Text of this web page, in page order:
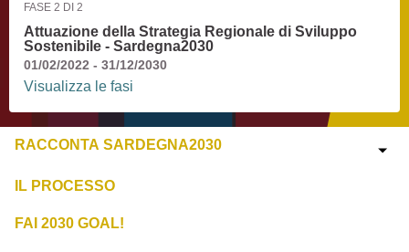
FASE 2 DI 2
Attuazione della Strategia Regionale di Sviluppo
Sostenibile - Sardegna2030
01/02/2022 - 31/12/2030
Visualizza le fasi
RACCONTA SARDEGNA2030
IL PROCESSO
FAI 2030 GOAL!